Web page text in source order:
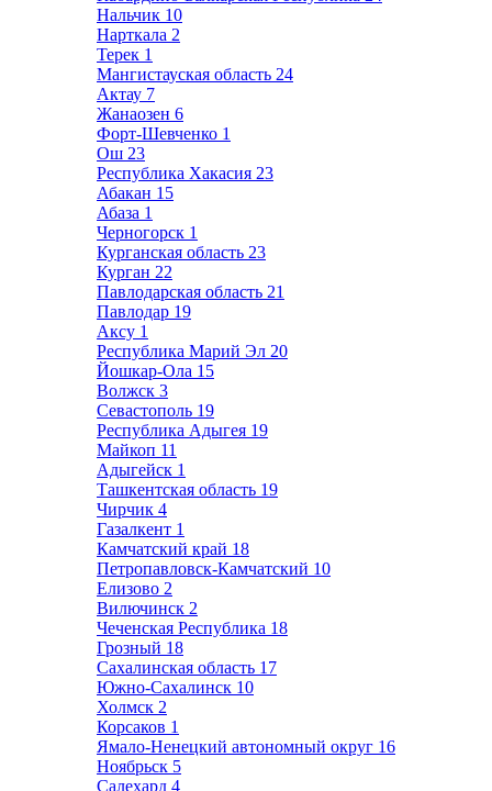
Нальчик 10
Нарткала 2
Терек 1
Мангистауская область 24
Актау 7
Жанаозен 6
Форт-Шевченко 1
Ош 23
Республика Хакасия 23
Абакан 15
Абаза 1
Черногорск 1
Курганская область 23
Курган 22
Павлодарская область 21
Павлодар 19
Аксу 1
Республика Марий Эл 20
Йошкар-Ола 15
Волжск 3
Севастополь 19
Республика Адыгея 19
Майкоп 11
Адыгейск 1
Ташкентская область 19
Чирчик 4
Газалкент 1
Камчатский край 18
Петропавловск-Камчатский 10
Елизово 2
Вилючинск 2
Чеченская Республика 18
Грозный 18
Сахалинская область 17
Южно-Сахалинск 10
Холмск 2
Корсаков 1
Ямало-Ненецкий автономный округ 16
Ноябрьск 5
Салехард 4